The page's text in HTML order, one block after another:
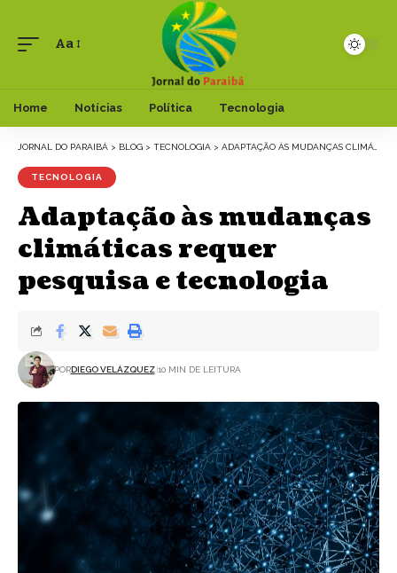
Aa
Home Notícias Política Tecnologia
JORNAL DO PARAIBÁ > BLOG > TECNOLOGIA > ADAPTAÇÃO ÀS MUDANÇAS CLIMÁTICAS REQUER PESQUISA E TECNOLOGIA
TECNOLOGIA
Adaptação às mudanças
climáticas requer
pesquisa e tecnologia
PORDIEGO VELÁZQUEZ 10 MIN DE LEITURA